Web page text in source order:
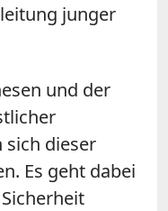
junger
und der
sich dieser
Es geht dabei